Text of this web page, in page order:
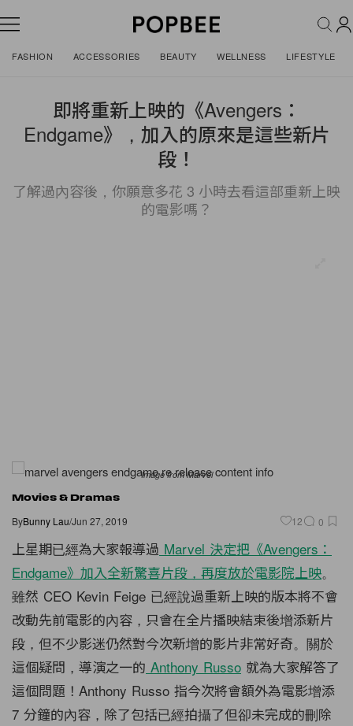
FASHION ACCESSORIES BEAUTY WELLNESS LIFESTYLE
即將重新上映的《Avengers：
Endgame》，加入的原來是這些新片
段！
了解過內容後，你願意多花 3 小時去看這部重新上映
的電影嗎？
Image from Marvel
Movies & Dramas
ByBunny Lau/Jun 27, 2019 12 0
上星期已經為大家報導過 Marvel 決定把《Avengers：
Endgame》加入全新驚喜片段，再度放於電影院上映。
雖然 CEO Kevin Feige 已經說過重新上映的版本將不會
改動先前電影的內容，只會在全片播映結束後增添新片
段，但不少影迷仍然對今次新增的影片非常好奇。關於
這個疑問，導演之一的 Anthony Russo 就為大家解答了
這個問題！Anthony Russo 指今次將會額外為電影增添
7 分鐘的內容，除了包括已經拍攝了但卻未完成的刪除